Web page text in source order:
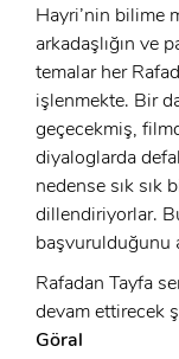
Hayri’nin bilime
arkadaşlığın ve
temalar her
işlenmekte. Bir
geçecekmiş,
diyaloglarda
nedense sık sık
dillendiriyorlar.
başvurulduğunu
Rafadan Tayfa
devam ettirecek
Göral